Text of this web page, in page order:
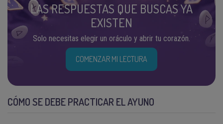
LAS RESPUESTAS QUE BUSCAS YA
EXISTEN
Solo necesitas elegir un oráculo y abrir tu corazón.
COMENZAR MI LECTURA
CÓMO SE DEBE PRACTICAR EL AYUNO